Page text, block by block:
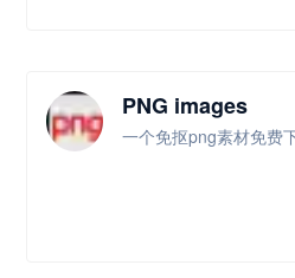
PNG images
一个免抠png素材免费